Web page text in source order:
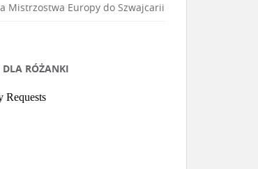
Mistrzostwa Europy do Szwajcarii
DLA RÓŻANKI